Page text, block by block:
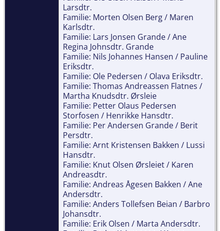
Larsdtr.
Familie: Morten Olsen Berg / Maren
Karlsdtr.
Familie: Lars Jonsen Grande / Ane
Regina Johnsdtr. Grande
Familie: Nils Johannes Hansen / Pauline
Eriksdtr.
Familie: Ole Pedersen / Olava Eriksdtr.
Familie: Thomas Andreassen Flatnes /
Martha Knudsdtr. Ørsleie
Familie: Petter Olaus Pedersen
Storfosen / Henrikke Hansdtr.
Familie: Per Andersen Grande / Berit
Persdtr.
Familie: Arnt Kristensen Bakken / Lussi
Hansdtr.
Familie: Knut Olsen Ørsleiet / Karen
Andreasdtr.
Familie: Andreas Ågesen Bakken / Ane
Andersdtr.
Familie: Anders Tollefsen Beian / Barbro
Johansdtr.
Familie: Erik Olsen / Marta Andersdtr.